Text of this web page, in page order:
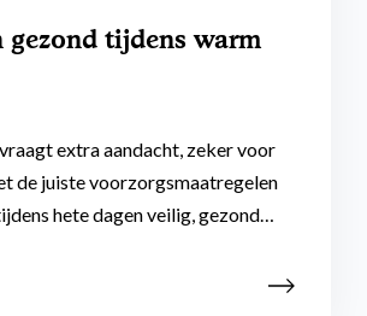
gezond tijdens warm
extra aandacht, zeker voor
de juiste voorzorgsmaatregelen
hete dagen veilig, gezond…